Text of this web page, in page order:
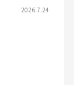
2026.7.24